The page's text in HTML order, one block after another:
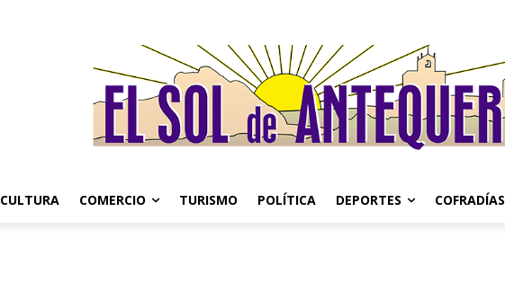
CULTURA COMERCIO TURISMO POLÍTICA DEPORTES COFRADÍAS